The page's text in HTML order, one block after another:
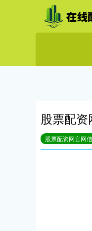
股票配
股票配资网官网